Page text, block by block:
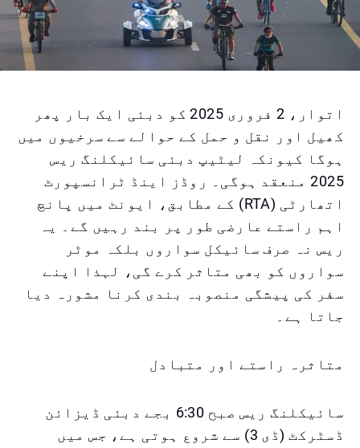
اتوار، 2 فروری 2025 کو دبئی ایک بار پھر
کھیل اور نقل و حمل کے حوالے سے سرخیوں میں
ہوگا کیونکہ لیٹیپ دبئی سائیکلنگ ریس
2025 منعقد ہوگی۔ روڈز اینڈ ٹرانسپورٹ
اتھارٹی (RTA) کے مطابق، ایونٹ میں پانچ
اہم راستے عارضی طور پر بند رہیں گے۔ یہ
ریس نہ صرف سائیکل سواروں بلکہ موٹر
سواروں کو بھی متاثر کرے گی، لہذا اپنے
سفر کی پیشگی منصوبہ بندی کرنا مشورہ دیا
جاتا ہے۔
متاثرہ راستے اور متبادل
سائیکلنگ ریس صبح 6:30 بجے دبئی ڈیزائن
ڈسٹرکٹ (ڈی 3) سے شروع ہوتی ہے، جس میں